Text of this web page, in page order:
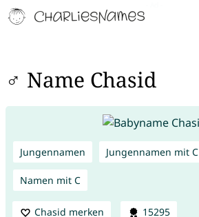
♂ Name Chasid
Jungennamen Jungennamen mit C
Namen mit C
Chasid merken 15295